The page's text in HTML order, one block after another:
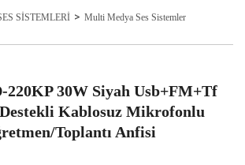
SİSTEMLERİ Multi Medya Ses Sistemler
30W Siyah Usb+FM+Tf
Kablosuz Mikrofonlu
Toplantı Anfisi